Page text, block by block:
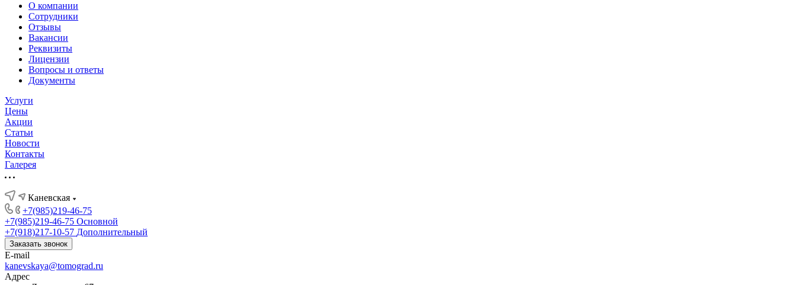
О компании
Сотрудники
Отзывы
Вакансии
Реквизиты
Лицензии
Вопросы и ответы
Документы
Услуги
Цены
Акции
Статьи
Новости
Контакты
Галерея
Каневская
+7(985)219-46-75
+7(985)219-46-75 Основной
+7(918)217-10-57 Дополнительный
Заказать звонок
E-mail
kanevskaya@tomograd.ru
Адрес